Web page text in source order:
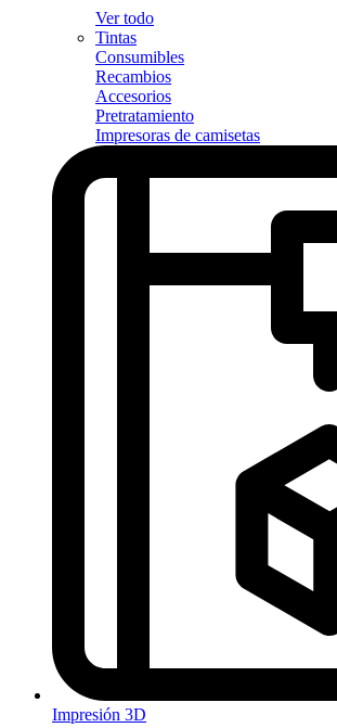
Ver todo
Tintas
Consumibles
Recambios
Accesorios
Pretratamiento
Impresoras de camisetas
Impresión 3D